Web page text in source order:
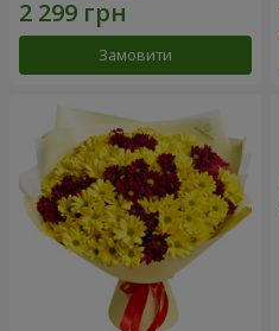
Замовити